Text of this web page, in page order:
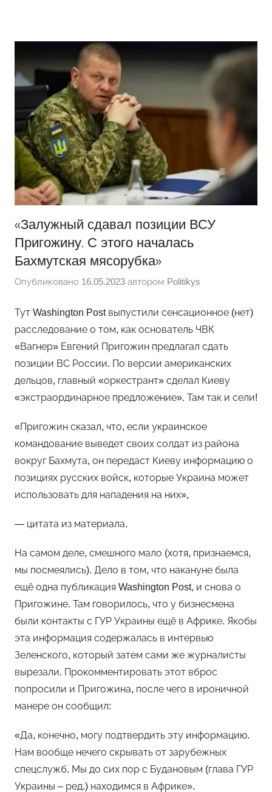
содержимому
WordPress
«Залужный сдавал позиции ВСУ
Пригожину. С этого началась
Бахмутская мясорубка»
Опубликовано 16.05.2023 автором Politikys
Тут Washington Post выпустили сенсационное (нет)
расследование о том, как основатель ЧВК
«Вагнер» Евгений Пригожин предлагал сдать
позиции ВС России. По версии американских
дельцов, главный «оркестрант» сделал Киеву
«экстраординарное предложение». Там так и сели!
«Пригожин сказал, что, если украинское
командование выведет своих солдат из района
вокруг Бахмута, он передаст Киеву информацию о
позициях русских войск, которые Украина может
использовать для нападения на них»,
— цитата из материала.
На самом деле, смешного мало (хотя, признаемся,
мы посмеялись). Дело в том, что накануне была
ещё одна публикация Washington Post, и снова о
Пригожине. Там говорилось, что у бизнесмена
были контакты с ГУР Украины ещё в Африке. Якобы
эта информация содержалась в интервью
Зеленского, который затем сами же журналисты
вырезали. Прокомментировать этот вброс
попросили и Пригожина, после чего в ироничной
манере он сообщил:
«Да, конечно, могу подтвердить эту информацию.
Нам вообще нечего скрывать от зарубежных
спецслужб. Мы до сих пор с Будановым (глава ГУР
Украины – ред.) находимся в Африке».